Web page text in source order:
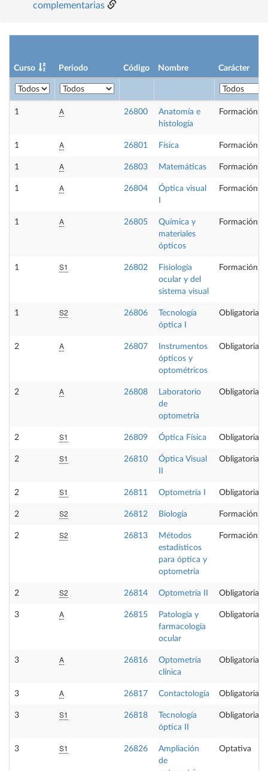
complementarias
Curso Periodo Código Nombre Carácter
1 A 26800
Anatomía e
histología
Formación
1 A 26801 Física Formación
1 A 26803 Matemáticas Formación
1 A 26804
Óptica visual
Formación
1 A 26805
Química y
materiales
ópticos
Formación
1 S1 26802
Fisiología
ocular y del
sistema visual
Formación
1 S2 26806
Tecnología
óptica I
Obligatoria
2 A 26807
Instrumentos
ópticos y
optométricos
Obligatoria
2 A 26808
Laboratorio
de
optometría
Obligatoria
2 S1 26809 Óptica Física Obligatoria
2 S1 26810
Óptica Visual
Obligatoria
2 S1 26811 Optometría I Obligatoria
2 S2 26812 Biología Formación
2 S2 26813
Métodos
estadísticos
para óptica y
optometría
Formación
2 S2 26814 Optometría II Obligatoria
3 A 26815
Patología y
farmacología
ocular
Obligatoria
3 A 26816
Optometría
clínica
Obligatoria
3 A 26817 Contactología Obligatoria
3 S1 26818
Tecnología
óptica II
Obligatoria
3 S1 26826
Ampliación
de
Optativa